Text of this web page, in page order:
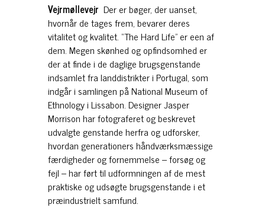
Vejrmøllevejr Der er bøger, der uanset,
hvornår de tages frem, bevarer deres
vitalitet og kvalitet. “The Hard Life” er een af
dem. Megen skønhed og opfindsomhed er
der at finde i de daglige brugsgenstande
indsamlet fra landdistrikter i Portugal, som
indgår i samlingen på National Museum of
Ethnology i Lissabon. Designer Jasper
Morrison har fotograferet og beskrevet
udvalgte genstande herfra og udforsker,
hvordan generationers håndværksmæssige
færdigheder og fornemmelse – forsøg og
fejl – har ført til udformningen af de mest
praktiske og udsøgte brugsgenstande i et
præindustrielt samfund.